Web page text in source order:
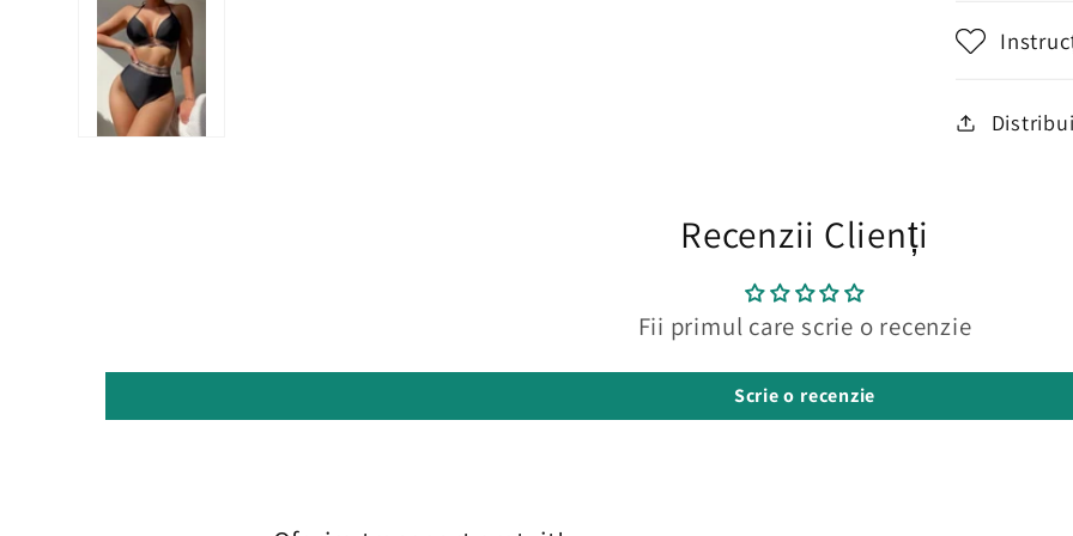
Recenzii Clienți
Fii primul care scrie o recenzie
Scrie o recenzie